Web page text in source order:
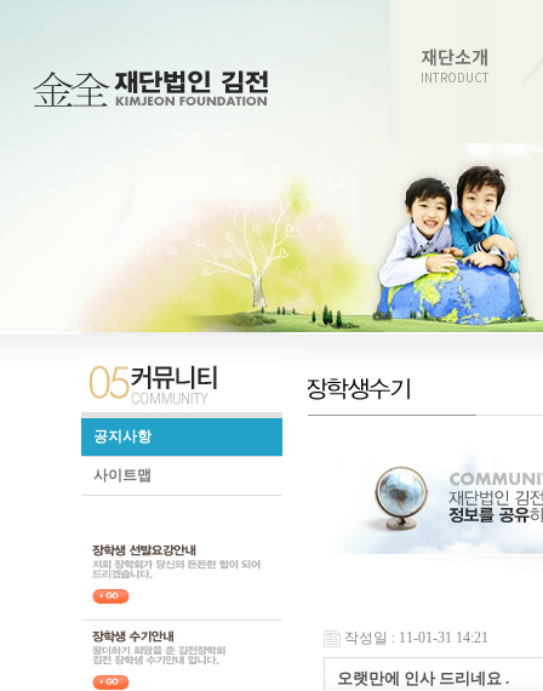
재단소개
INTRODUCT
공지사항
사이트맵
작성일 : 11-01-31 14:21
오랫만에 인사 드리네요 .